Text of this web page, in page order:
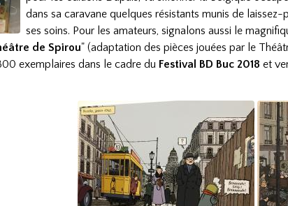
dans sa caravane quelques résistants munis de
ses soins. Pour les amateurs, signalons aussi le
de Spirou" (adaptation des pièces jouées par le
exemplaires dans le cadre du Festival BD Buc 2018 et